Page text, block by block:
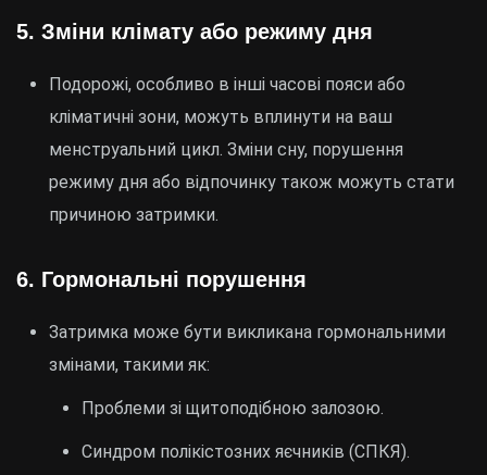
5. Зміни клімату або режиму дня
Подорожі, особливо в інші часові пояси або
кліматичні зони, можуть вплинути на ваш
менструальний цикл. Зміни сну, порушення
режиму дня або відпочинку також можуть стати
причиною затримки.
6. Гормональні порушення
Затримка може бути викликана гормональними
змінами, такими як:
Проблеми зі щитоподібною залозою.
Синдром полікістозних яєчників (СПКЯ).